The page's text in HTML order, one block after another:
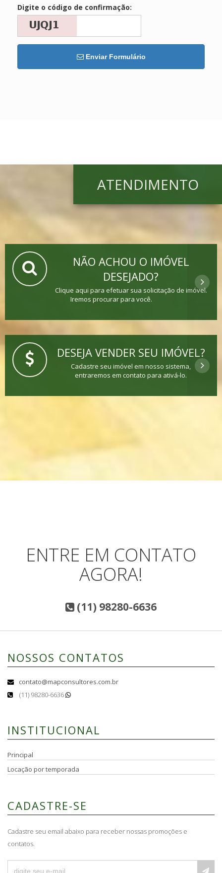
Digite o código de confirmação:
Enviar Formulário
ATENDIMENTO
NÃO ACHOU O IMÓVEL
DESEJADO?
Clique aqui para efetuar sua solicitação de imóvel.
Iremos procurar para você.
DESEJA VENDER SEU IMÓVEL?
Cadastre seu imóvel em nosso sistema,
entraremos em contato para ativá-lo.
ENTRE EM CONTATO
AGORA!
(11) 98280-6636
NOSSOS CONTATOS
contato@mapconsultores.com.br
(11) 98280-6636
INSTITUCIONAL
Principal
Locação por temporada
CADASTRE-SE
Cadastre seu email abaixo para receber nossas promoções e
contatos.